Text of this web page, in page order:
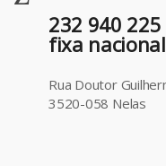
232 940
fixa
Rua Doutor
3520-058 Nelas